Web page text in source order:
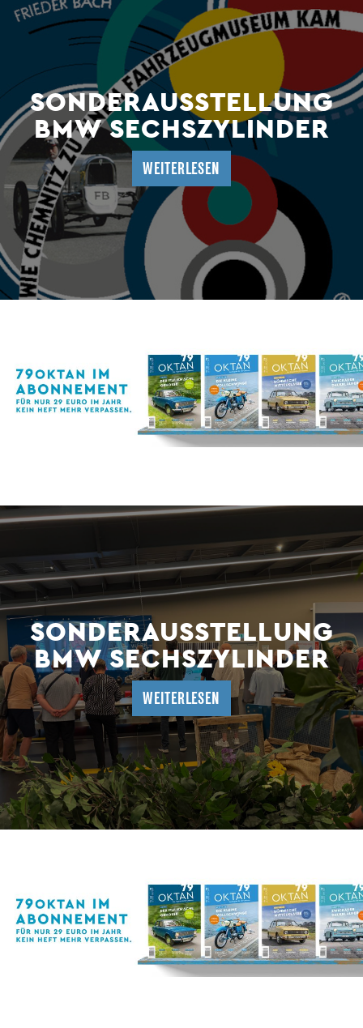
SONDERAUSSTELLUNG
BMW SECHSZYLINDER
WEITERLESEN
SONDERAUSSTELLUNG
BMW SECHSZYLINDER
WEITERLESEN